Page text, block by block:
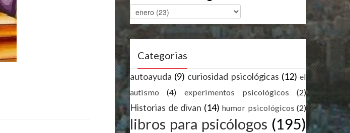
Categorias
autoayuda (9) curiosidad psicológicas (12) el
autismo
(4) experimentos psicológicos (2)
Historias de divan (14) humor psicológicos (2)
libros para psicólogos (195)